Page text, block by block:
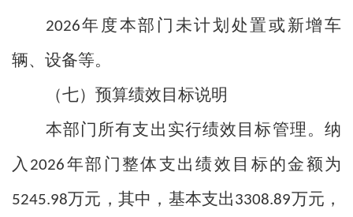
2026年度本部门未计划处置或新增车
辆、设备等。
（七）预算绩效目标说明
本部门所有支出实行绩效目标管理。纳
入 2026年部门整体支出绩效目标的金额为
5245.98万元，其中，基本支出3308.89万元，